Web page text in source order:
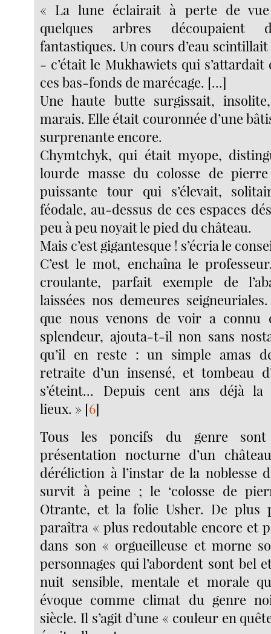
« La lune éclairait à perte de
quelques arbres découpaient
fantastiques. Un cours d’eau
- c’était le Mukhawiets qui s’attardait
ces bas-fonds de marécage. [...]
Une haute butte surgissait,
marais. Elle était couronnée d’une
surprenante encore.
Chymtchyk, qui était myope,
lourde masse du colosse de pierre
puissante tour qui s’élevait,
féodale, au-dessus de ces espaces
peu à peu noyait le pied du château.
Mais c’est gigantesque ! s’écria le
C’est le mot, enchaîna le
croulante, parfait exemple de
laissées nos demeures
que nous venons de voir a connu
splendeur, ajouta-t-il non sans
qu’il en reste : un simple amas
retraite d’un insensé, et tombeau
s’éteint... Depuis cent ans déjà
lieux. » [6]
Tous les poncifs du genre
présentation nocturne d’un
déréliction à l’instar de la noblesse
survit à peine ; le ‘colosse de
Otrante, et la folie Usher. De plus
paraîtra « plus redoutable encore et
dans son « orgueilleuse et morne
personnages qui l’abordent sont bel
nuit sensible, mentale et morale
évoque comme climat du genre
siècle. Il s’agit d’une « couleur en